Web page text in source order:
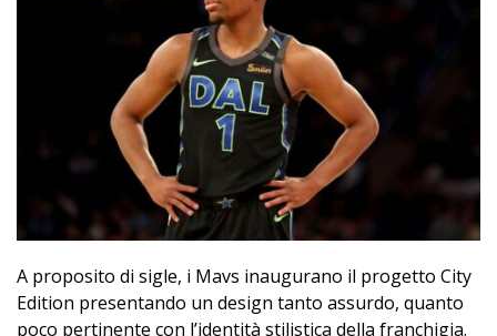
A proposito di sigle, i Mavs inaugurano il progetto City
Edition presentando un design tanto assurdo, quanto
poco pertinente con l’identità stilistica della franchigia.